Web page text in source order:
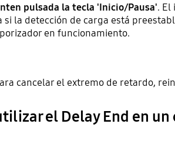
pulsada la tecla 'Inicio/Pausa'. El
si la detección de carga está
en funcionamiento.
cancelar el extremo de retardo,
el Delay End en un